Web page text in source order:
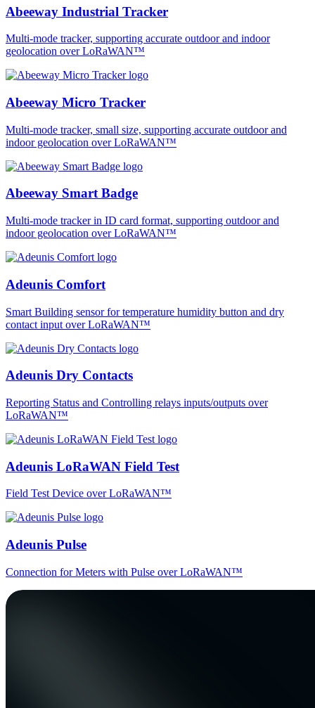
Abeeway Industrial Tracker
Multi-mode tracker, supporting accurate outdoor and indoor
geolocation over LoRaWAN™
Abeeway Micro Tracker
Multi-mode tracker, small size, supporting accurate outdoor and
indoor geolocation over LoRaWAN™
Abeeway Smart Badge
Multi-mode tracker in ID card format, supporting outdoor and
indoor geolocation over LoRaWAN™
Adeunis Comfort
Smart Building sensor for temperature humidity button and dry
contact input over LoRaWAN™
Adeunis Dry Contacts
Reporting Status and Controlling relays inputs/outputs over
LoRaWAN™
Adeunis LoRaWAN Field Test
Field Test Device over LoRaWAN™
Adeunis Pulse
Connection for Meters with Pulse over LoRaWAN™